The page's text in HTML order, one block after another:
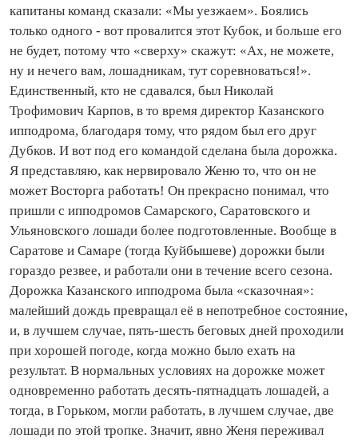
капитаны команд сказали: «Мы уезжаем». Боялись
только одного - вот провалится этот Кубок, и больше его
не будет, потому что «сверху» скажут: «Ах, не можете,
ну и нечего вам, лошадникам, тут соревноваться!».
Единственный, кто не сдавался, был Николай
Трофимович Карпов, в то время директор Казанского
ипподрома, благодаря тому, что рядом был его друг
Дубков. И вот под его командой сделана была дорожка.
Я представляю, как нервировало Женю то, что он не
может Восторга работать! Он прекрасно понимал, что
пришли с ипподромов Самарского, Саратовского и
Ульяновского лошади более подготовленные. Вообще в
Саратове и Самаре (тогда Куйбышеве) дорожки были
гораздо резвее, и работали они в течение всего сезона.
Дорожка Казанского ипподрома была «сказочная»:
малейший дождь превращал её в непотребное состояние,
и, в лучшем случае, пять-шесть беговых дней проходили
при хорошей погоде, когда можно было ехать на
результат. В нормальных условиях на дорожке может
одновременно работать десять-пятнадцать лошадей, а
тогда, в Горьком, могли работать, в лучшем случае, две
лошади по этой тропке. Значит, явно Женя переживал